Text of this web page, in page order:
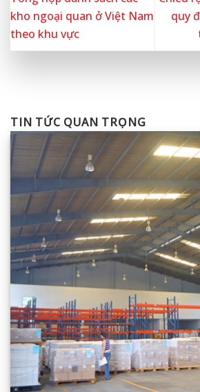
kho ngoại quan ở Việt Nam
theo khu vực
quy
TIN TỨC QUAN TRỌNG